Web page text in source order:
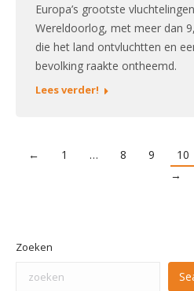
Europa’s grootste
Wereldoorlog, met meer dan
die het land ontvluchtten en
bevolking raakte ontheemd.
Lees verder!
← 1 … 8 9 10
→
Zoeken